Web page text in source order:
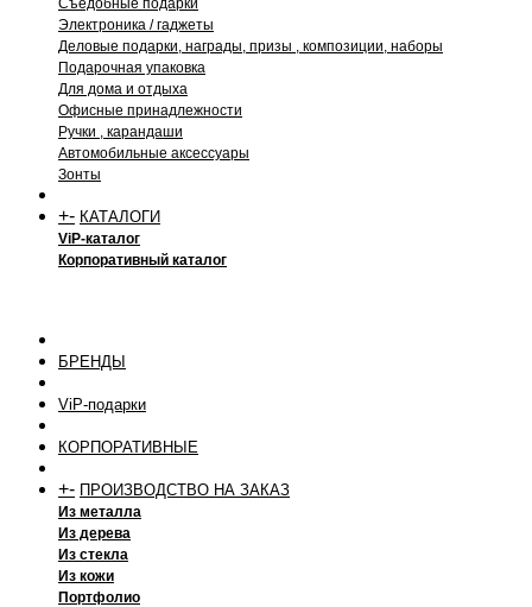
Съедобные подарки
Электроника / гаджеты
Деловые подарки, награды, призы , композиции, наборы
Подарочная упаковка
Для дома и отдыха
Офисные принадлежности
Ручки , карандаши
Автомобильные аксессуары
Зонты
+- КАТАЛОГИ
ViP-каталог
Корпоративный каталог
БРЕНДЫ
ViP-подарки
КОРПОРАТИВНЫЕ
+- ПРОИЗВОДСТВО НА ЗАКАЗ
Из металла
Из дерева
Из стекла
Из кожи
Портфолио